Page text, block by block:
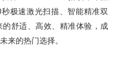
极速激光扫描、智能精准双
舒适、高效、精准体验，成
来的热门选择。